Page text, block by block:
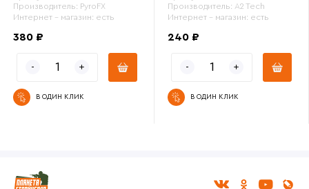
Производитель: PyroFX
Интернет - магазин: есть
380 ₽
В ОДИН КЛИК
Производитель: A2 Tech
Интернет - магазин: есть
240 ₽
В ОДИН КЛИК